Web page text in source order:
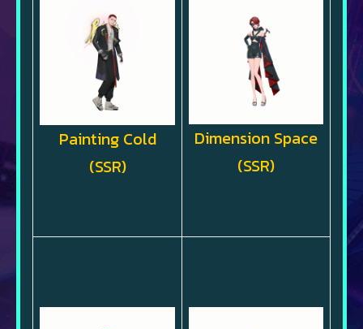
Painting Cold
(SSR)
Dimension Space
(SSR)